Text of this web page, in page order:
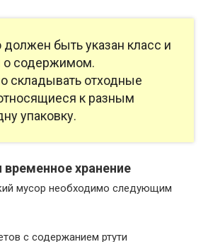
должен быть указан класс и
о содержимом.
складывать отходные
к разным
упаковку.
хранение
мусор необходимо следующим
с содержанием ртути